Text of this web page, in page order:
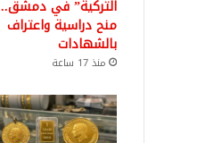
التركية” في دمشق..
منح دراسية واعتراف
بالشهادات
منذ 17 ساعة